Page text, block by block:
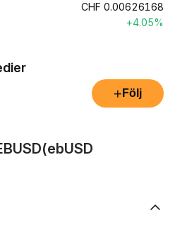
CHF 0.00626168
+4.05%
+ Följ